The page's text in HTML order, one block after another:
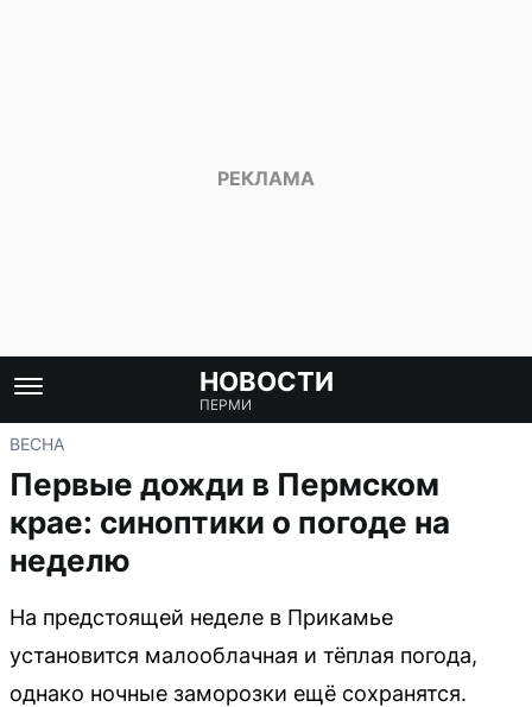
НОВОСТИ
ПЕРМИ
ВЕСНА
Первые дожди в Пермском
крае: синоптики о погоде на
неделю
На предстоящей неделе в Прикамье
установится малооблачная и тёплая погода,
однако ночные заморозки ещё сохранятся.